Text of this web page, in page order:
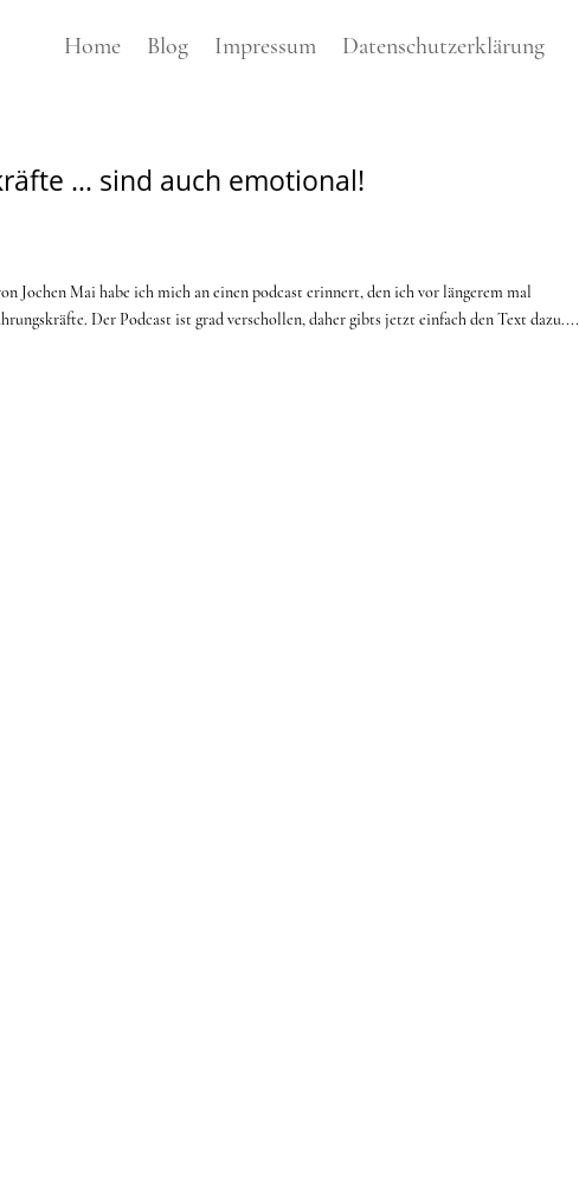
Home Blog Impressum Datenschutzerklärung
… sind auch emotional!
Jochen Mai habe ich mich an einen podcast erinnert, den ich vor längerem mal
Der Podcast ist grad verschollen, daher gibts jetzt einfach den Text dazu....